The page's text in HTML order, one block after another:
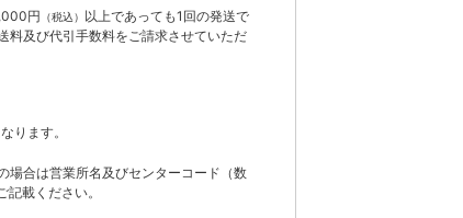
円 （税込） 以上であっても1回の発送で
料及び代引手数料をご請求させていただ
ります。
場合は営業所名及びセンターコード（数
載ください。